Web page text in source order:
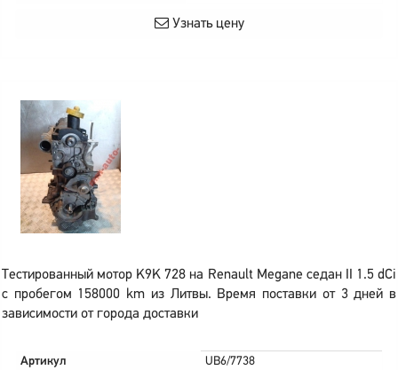
Узнать цену
Тестированный мотор K9K 728 на Renault Megane седан II 1.5 dCi
с пробегом 158000 km из Литвы. Время поставки от 3 дней в
зависимости от города доставки
Артикул
UB6/7738